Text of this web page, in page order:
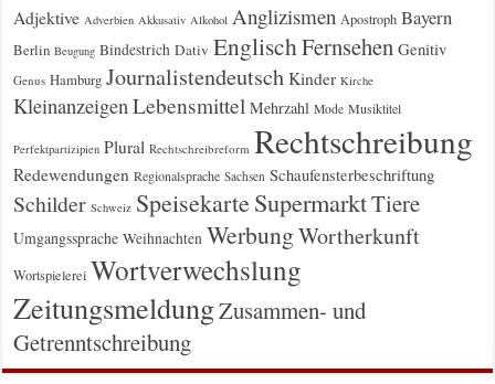
Adjektive Adverbien Akkusativ Alkohol Anglizismen Apostroph Bayern
Berlin Beugung Bindestrich Dativ EnglischFernsehen Genitiv
Genus Hamburg Journalistendeutsch Kinder Kirche
Kleinanzeigen Lebensmittel Mehrzahl Mode Musiktitel
Perfektpartizipien Plural Rechtschreibreform Rechtschreibung
Redewendungen Regionalsprache Sachsen Schaufensterbeschriftung
Schilder Schweiz Speisekarte SupermarktTiere
Umgangssprache Weihnachten WerbungWortherkunft
Wortspielerei Wortverwechslung
ZeitungsmeldungZusammen- und
Getrenntschreibung